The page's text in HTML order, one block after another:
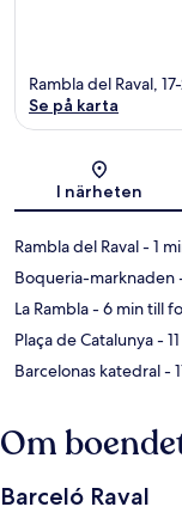
Rambla del Raval,
Se på karta
I närheten
Rambla del Raval- 1
Boqueria-marknaden
La Rambla- 6 min till
Plaça de Catalunya-
Barcelonas katedral-
Om
Barceló Raval